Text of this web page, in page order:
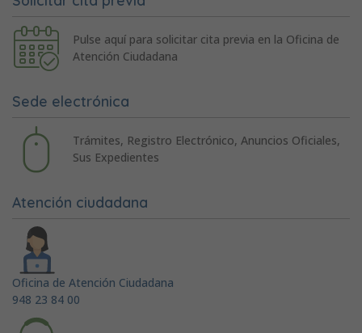
Pulse aquí para solicitar cita previa en la Oficina de
Atención Ciudadana
Sede electrónica
Trámites, Registro Electrónico, Anuncios Oficiales,
Sus Expedientes
Atención ciudadana
Oficina de Atención Ciudadana
948 23 84 00